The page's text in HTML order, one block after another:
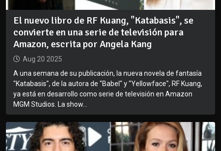
El nuevo libro de RF Kuang, "Katabasis", se
convierte en una serie de televisión para
Amazon, escrita por Angela Kang
Aug 20 2025
A una semana de su publicación, la nueva novela de fantasía
"Katabasis", de la autora de "Babel" y "Yellowface", RF Kuang,
ya está en desarrollo como serie de televisión en Amazon
MGM Studios. La show...